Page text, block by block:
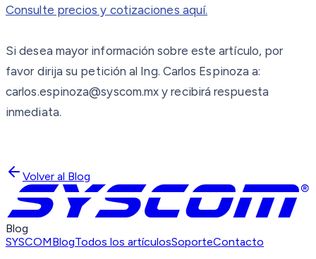
Consulte precios y cotizaciones aquí.
Si desea mayor información sobre este artículo, por
favor dirija su petición al Ing. Carlos Espinoza a:
carlos.espinoza@syscom.mx y recibirá respuesta
inmediata.
Volver al Blog
Blog
SYSCOMBlogTodos los artículosSoporteContacto